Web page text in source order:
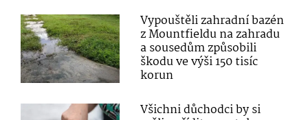
Vypouštěli zahradní bazén
z Mountfieldu na zahradu
a sousedům způsobili
škodu ve výši 150 tisíc
korun
Všichni důchodci by si